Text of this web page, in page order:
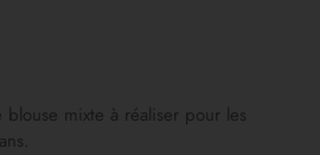
mixte à réaliser pour les